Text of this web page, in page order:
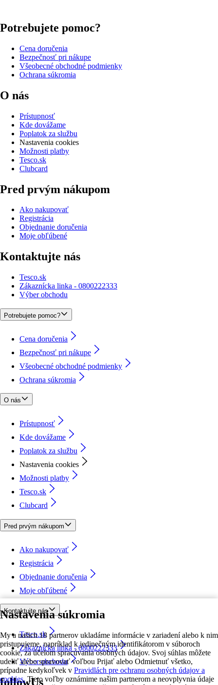
Nastavenia súkromia
My a našich 18 partnerov ukladáme informácie v zariadení alebo k nim
pristupujeme, napríklad k jedinečným identifikátorom v súboroch
cookie, za účelom spracúvania osobných údajov. Svoj súhlas môžete
udeliť alebo spravovať voľbou Prijať alebo Odmietnuť všetko,
prípadne kedykoľvek v Pravidlách pre ochranu osobných údajov a
cookies. Tieto voľby oznámime našim partnerom a neovplyvnia údaje
Potrebujete pomoc?
Cena doručenia
Bezpečnosť pri nákupe
Všeobecné obchodné podmienky
Ochrana súkromia
O nás
Prístupnosť
Kde dovážame
Poplatok za službu
Nastavenia cookies
Možnosti platby
Tesco.sk
Clubcard
Pred prvým nákupom
Ako nakupovať
Registrácia
Objednanie doručenia
Moje obľúbené
Kontaktujte nás
Tesco.sk
Zákaznícka linka - 0800222333
Výber obchodu
Potrebujete pomoc?
Cena doručenia
Bezpečnosť pri nákupe
Všeobecné obchodné podmienky
Ochrana súkromia
O nás
Prístupnosť
Kde dovážame
Poplatok za službu
Nastavenia cookies
Možnosti platby
Tesco.sk
Clubcard
Pred prvým nákupom
Ako nakupovať
Registrácia
Objednanie doručenia
Moje obľúbené
Kontaktujte nás
Tesco.sk
Zákaznícka linka - 0800222333
Výber obchodu
followUs